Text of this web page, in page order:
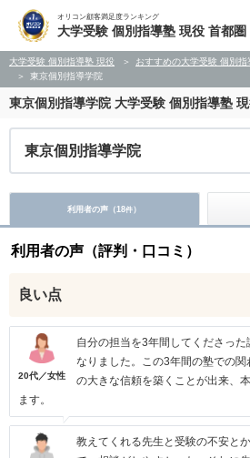
オリコン顧客満足度ランキング
大学受験 個別指導塾 現役 首都圏
大学受験 個別指導塾 現役
おすすめの大学受験 個別
東京個別指導学院
東京個別指導学院 大学受験 個別指導塾
東京個別指導学院
利用者の声（18件）
利用者の声（評判・口コミ）
良い点
20代／女性
自分の担当を3年間してくださっ
なりました。この3年間の塾での
の大きな信頼を築くことが出来、
ます。
教えてくれる先生と受験の不安と